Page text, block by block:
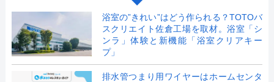
浴室の”きれい”はどう作られる？TOTOバ
スクリエイト佐倉工場を取材。浴室「シ
ンラ」体験と新機能「浴室クリアキー
プ」
排水管つまり用ワイヤーはホームセンタ